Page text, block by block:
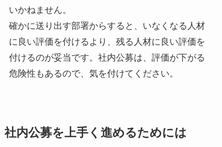
いかねません。
確かに送り出す部署からすると、いなくなる人材
に良い評価を付けるより、残る人材に良い評価を
付けるのが妥当です。社内公募は、評価が下がる
危険性もあるので、気を付けてください。
社内公募を上手く進めるためには